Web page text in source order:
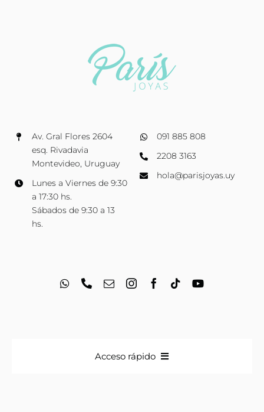
Av. Gral Flores 2604
esq. Rivadavia
Montevideo, Uruguay
Lunes a Viernes de 9:30
a 17:30 hs.
Sábados de 9:30 a 13
hs.
091 885 808
2208 3163
hola@parisjoyas.uy
Acceso rápido